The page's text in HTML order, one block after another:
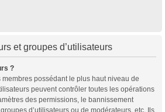
et groupes d’utilisateurs
?
possédant le plus haut niveau de
peuvent contrôler toutes les opérations
des permissions, le bannissement
d’utilisateurs ou de modérateurs, etc. Ils